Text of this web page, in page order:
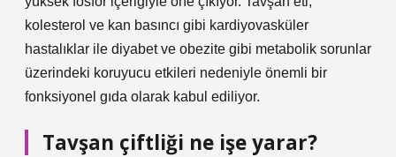
kolesterol ve kan basıncı gibi kardiyovasküler
hastalıklar ile diyabet ve obezite gibi metabolik sorunlar
üzerindeki koruyucu etkileri nedeniyle önemli bir
fonksiyonel gıda olarak kabul ediliyor.
Tavşan çiftliği ne işe yarar?